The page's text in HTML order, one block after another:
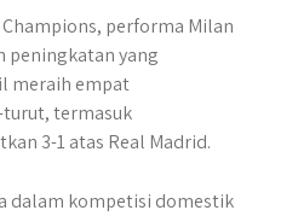
performa Milan
peningkatan yang
meraih empat
termasuk
3-1 atas Real Madrid.
dalam kompetisi domestik